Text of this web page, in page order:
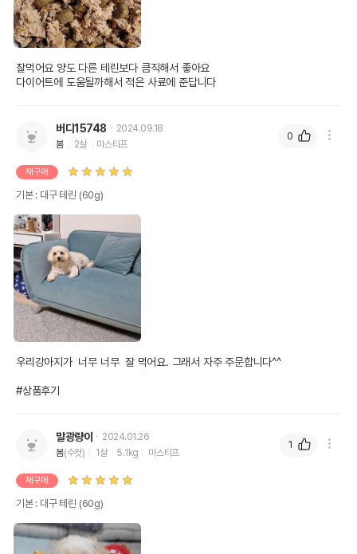
잘먹어요 양도 다른 테린보다 큼직해서 좋아요
다이어트에 도움될까해서 적은 사료에 준답니다
버디15748
2024.09.18
봄
2살 마스티프
재구매
기본 : 대구 테린 (60g)
우리강아지가  너무 너무  잘 먹어요. 그래서 자주 주문합니다^^
#상품후기
0
말광량이
2024.01.26
봄(수컷) 1살 5.1kg 마스티프
재구매
기본 : 대구 테린 (60g)
1